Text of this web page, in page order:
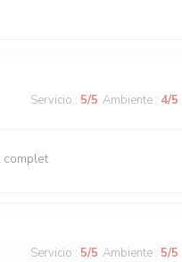
Servicio : 5/5 Ambiente : 4/5
complet
Servicio : 5/5 Ambiente : 5/5